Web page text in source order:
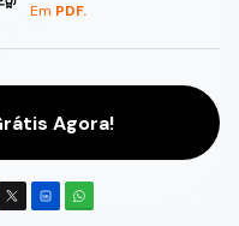
Em PDF.
Agora!